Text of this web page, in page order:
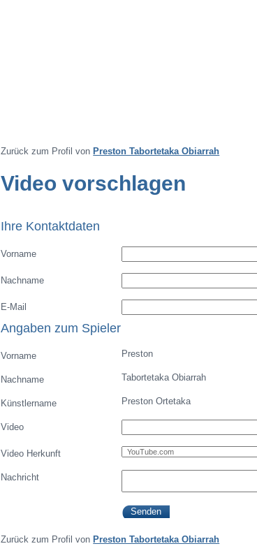
Zurück zum Profil von Preston Tabortetaka Obiarrah
Video vorschlagen
Ihre Kontaktdaten
Vorname
Nachname
E-Mail
Angaben zum Spieler
Vorname Preston
Nachname Tabortetaka Obiarrah
Künstlername Preston Ortetaka
Video
Video Herkunft
Nachricht
Zurück zum Profil von Preston Tabortetaka Obiarrah